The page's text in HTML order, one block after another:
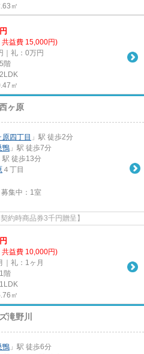
㎡
円
共益費 15,000円)
｜礼：0万円
階
㎡
ヶ原
原四丁目 」駅 徒歩2分
鴨 」駅 徒歩7分
駅 徒歩13分
４丁目
集中： 1室
約時商品券3千円贈呈】
円
共益費 10,000円)
｜礼：1ヶ月
階
㎡
滝野川
鴨 」駅 徒歩6分